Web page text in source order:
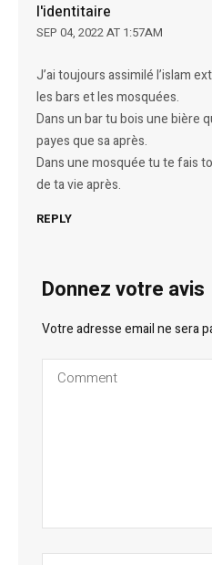
l'identitaire
SEP 04, 2022 AT 1:57AM
J’ai toujours assimilé l’islam
les bars et les mosquées.
Dans un bar tu bois une bière
payes que sa après.
Dans une mosquée tu te fais
de ta vie après.
REPLY
Donnez votre avis
Votre adresse email ne sera